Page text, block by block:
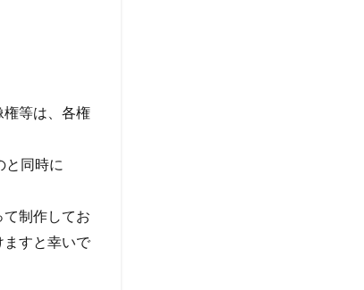
権等は、各権
と同時に
制作してお
ますと幸いで